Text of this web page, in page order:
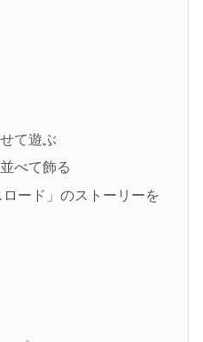
て遊ぶ
べて飾る
ード」のストーリーを